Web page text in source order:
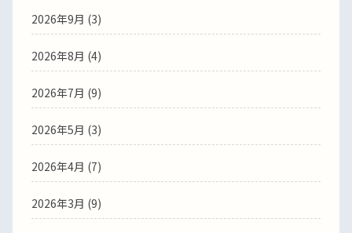
2026年9月 (3)
2026年8月 (4)
2026年7月 (9)
2026年5月 (3)
2026年4月 (7)
2026年3月 (9)